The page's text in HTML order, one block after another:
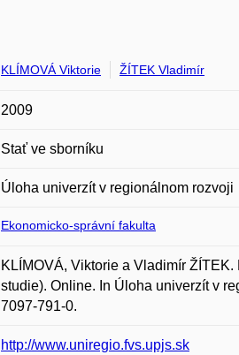
KLÍMOVÁ Viktorie ŽÍTEK Vladimír
2009
Stať ve sborníku
Úloha univerzít v regionálnom rozvoji
Ekonomicko-správní fakulta
KLÍMOVÁ, Viktorie a Vladimír
studie). Online. In Úloha univerzít v
7097-791-0.
http://www.uniregio.fvs.upjs.sk